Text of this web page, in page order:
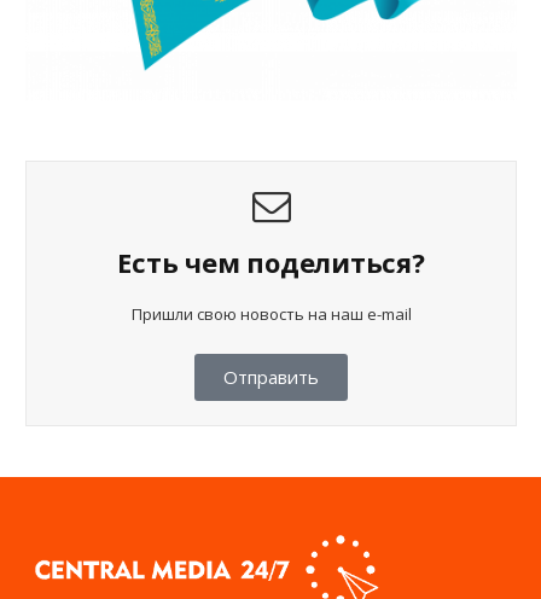
Есть чем поделиться?
Пришли свою новость на наш e-mail
Отправить